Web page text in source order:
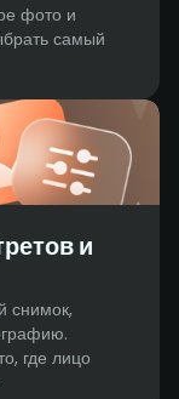
фото и
самый
и
снимок,
где лицо